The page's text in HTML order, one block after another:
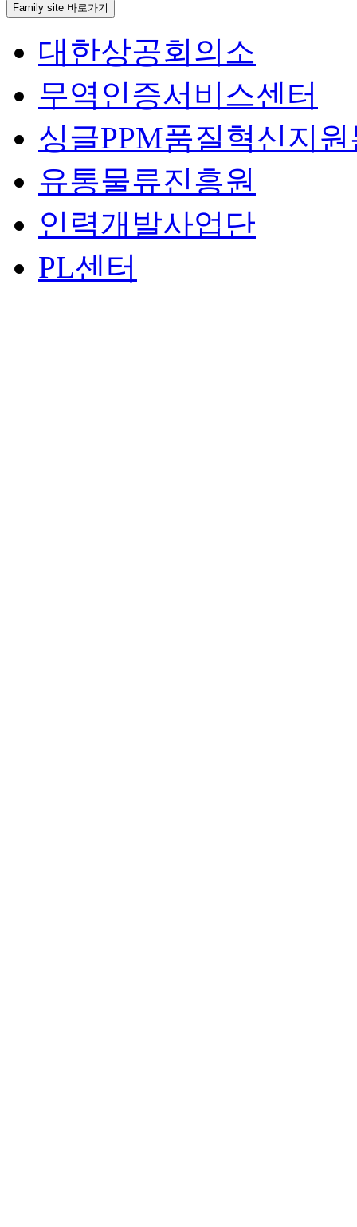
Family site 바로가기
대한상공회의소
무역인증서비스센터
싱글PPM품질혁신지
유통물류진흥원
인력개발사업단
PL센터